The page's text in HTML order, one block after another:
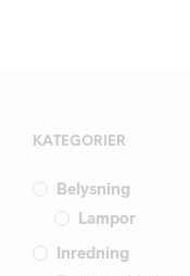
KATEGORIER
Belysning
Lampor
Inredning